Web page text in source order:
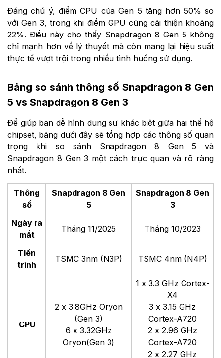
Đáng chú ý, điểm CPU của Gen 5 tăng hơn 50% so
với Gen 3, trong khi điểm GPU cũng cải thiện khoảng
22%. Điều này cho thấy Snapdragon 8 Gen 5 không
chỉ mạnh hơn về lý thuyết mà còn mang lại hiệu suất
thực tế vượt trội trong nhiều tình huống sử dụng.
Bảng so sánh thông số Snapdragon 8 Gen
5 vs Snapdragon 8 Gen 3
Để giúp bạn dễ hình dung sự khác biệt giữa hai thế hệ
chipset, bảng dưới đây sẽ tổng hợp các thông số quan
trọng khi so sánh Snapdragon 8 Gen 5 và
Snapdragon 8 Gen 3 một cách trực quan và rõ ràng
nhất.
Thông
số
Snapdragon 8 Gen
5
Snapdragon 8 Gen
3
Ngày ra
mắt
Tháng 11/2025 Tháng 10/2023
Tiến
trình
TSMC 3nm (N3P) TSMC 4nm (N4P)
CPU
2 x 3.8GHz Oryon
(Gen 3)
6 x 3.32GHz
Oryon(Gen 3)
1 x 3.3 GHz Cortex-
X4
3 x 3.15 GHz
Cortex-A720
2 x 2.96 GHz
Cortex-A720
2 x 2.27 GHz